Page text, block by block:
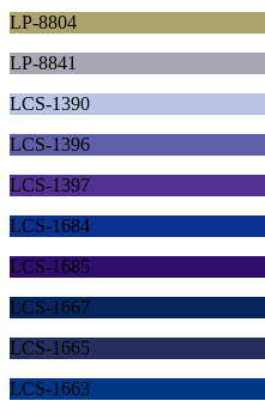
LP-8804
LP-8841
LCS-1390
LCS-1396
LCS-1397
LCS-1684
LCS-1685
LCS-1667
LCS-1665
LCS-1663